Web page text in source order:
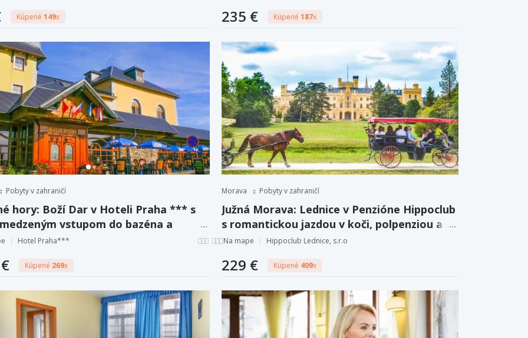
Kúpené 149x 235 € Kúpené 187x
Pobyty v zahraničí
hory: Boží Dar v Hoteli Praha *** s
vstupom do bazéna a
+ polpenzia
Hotel Praha***
Kúpené 269x
Morava Pobyty v zahraničí
Južná Morava: Lednice v Penzióne Hippoclub
s romantickou jazdou v koči, polpenziou a
džbánom vína.
Na mape Hippoclub Lednice, s.r.o
229 € Kúpené 409x